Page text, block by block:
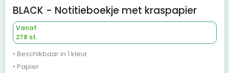
BLACK - Notitieboekje met kraspapier
Vanaf
278 st.
• Beschikbaar in 1 kleur
• Papier